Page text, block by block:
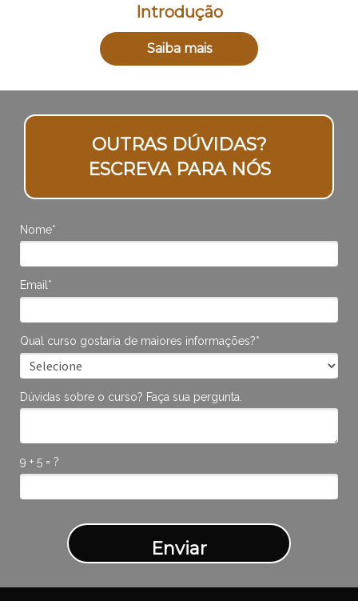
Introdução
Saiba mais
OUTRAS DÚVIDAS?
ESCREVA PARA NÓS
Nome*
Email*
Qual curso gostaria de maiores informações?*
Dúvidas sobre o curso? Faça sua pergunta.
9 + 5 = ?
Enviar